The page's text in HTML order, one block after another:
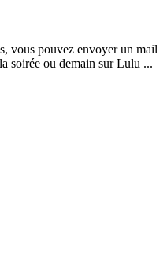
vous pouvez envoyer un mail
soirée ou demain sur Lulu ...